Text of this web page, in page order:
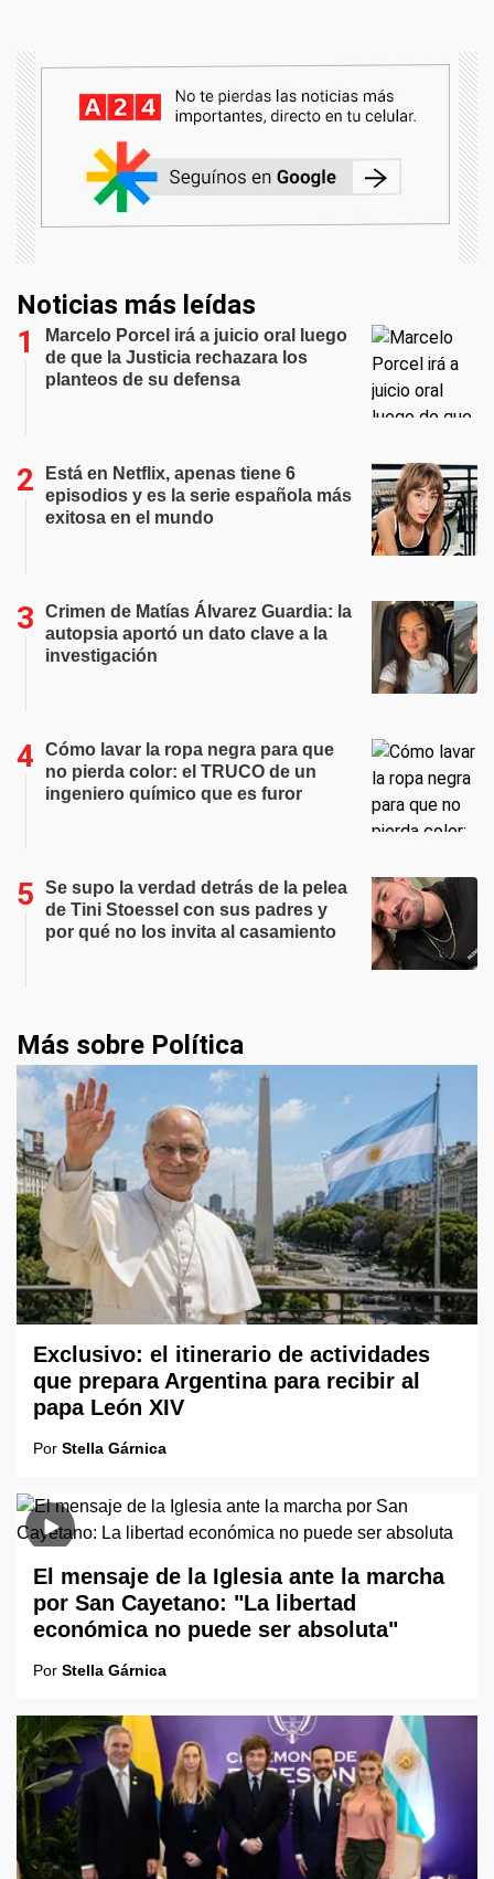
Noticias más leídas
Marcelo Porcel irá a juicio oral luego
de que la Justicia rechazara los
planteos de su defensa
Está en Netflix, apenas tiene 6
episodios y es la serie española más
exitosa en el mundo
Crimen de Matías Álvarez Guardia: la
autopsia aportó un dato clave a la
investigación
Cómo lavar la ropa negra para que
no pierda color: el TRUCO de un
ingeniero químico que es furor
Se supo la verdad detrás de la pelea
de Tini Stoessel con sus padres y
por qué no los invita al casamiento
Más sobre Política
Exclusivo: el itinerario de actividades
que prepara Argentina para recibir al
papa León XIV
Por Stella Gárnica
El mensaje de la Iglesia ante la marcha
por San Cayetano: "La libertad
económica no puede ser absoluta"
Por Stella Gárnica